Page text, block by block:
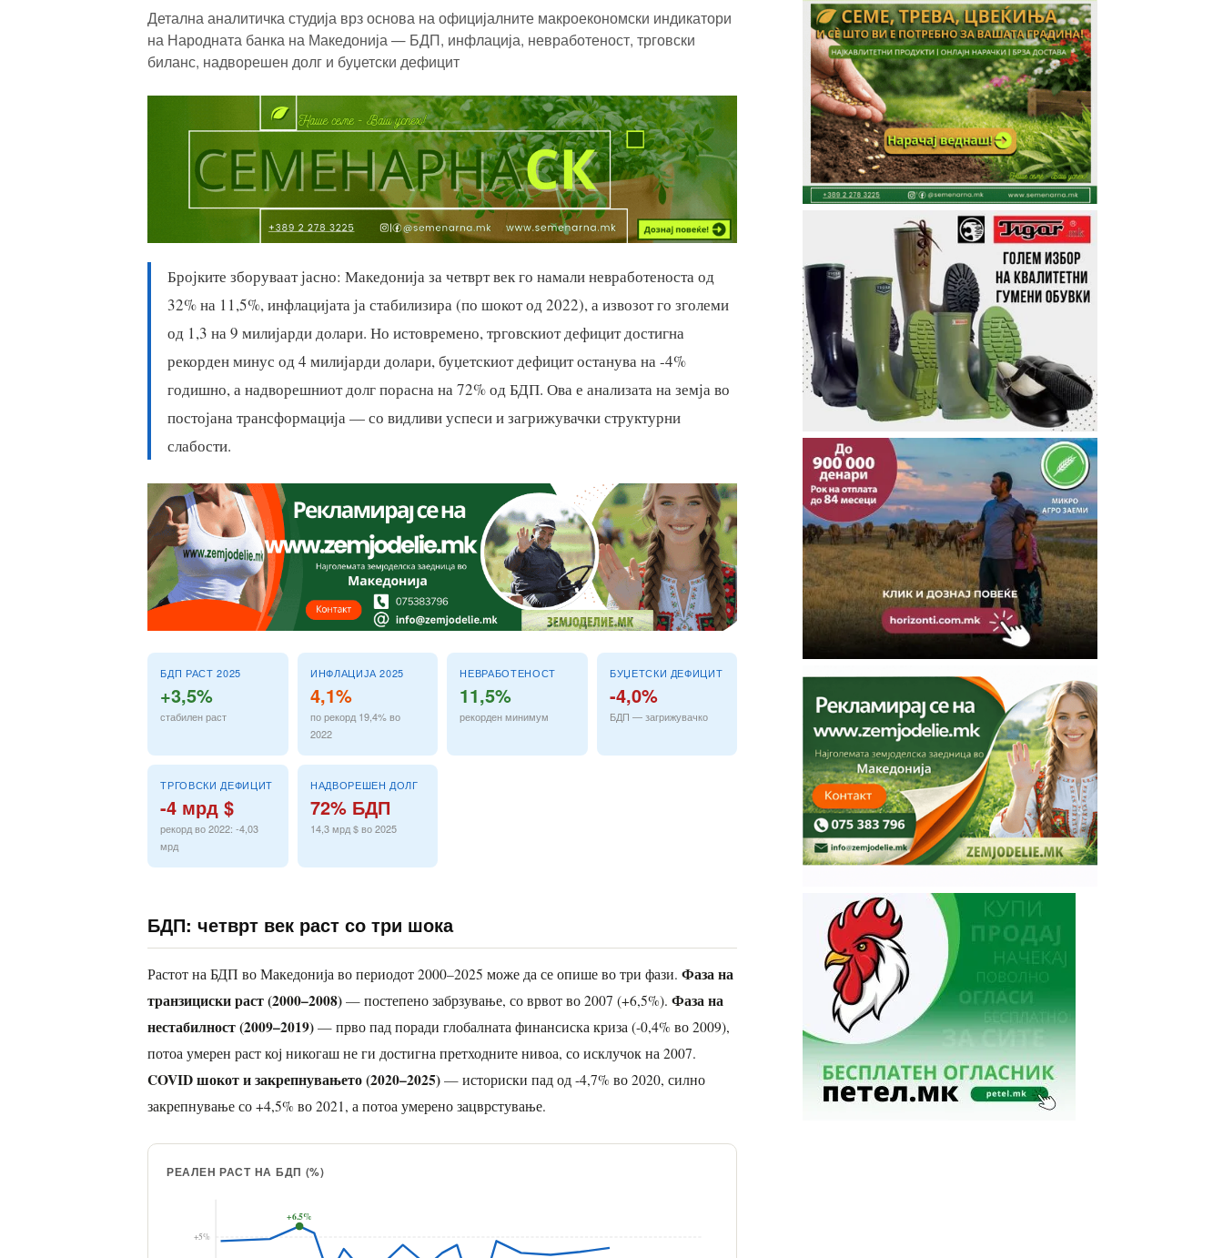
Детална аналитичка студија врз основа на официјалните макроекономски индикатори
на Народната банка на Македонија — БДП, инфлација, невработеност, трговски
биланс, надворешен долг и буџетски дефицит
Бројките зборуваат јасно: Македонија за четврт век го намали невработеноста од
32% на 11,5%, инфлацијата ја стабилизира (по шокот од 2022), а извозот го зголеми
од 1,3 на 9 милијарди долари. Но истовремено, трговскиот дефицит достигна
рекорден минус од 4 милијарди долари, буџетскиот дефицит останува на -4%
годишно, а надворешниот долг порасна на 72% од БДП. Ова е анализата на земја во
постојана трансформација — со видливи успеси и загрижувачки структурни
слабости.
БДП РАСТ 2025
+3,5%
стабилен раст
ИНФЛАЦИЈА 2025
4,1%
по рекорд 19,4% во
2022
НЕВРАБОТЕНОСТ
11,5%
рекорден минимум
БУЏЕТСКИ ДЕФИЦИТ
-4,0%
БДП — загрижувачко
ТРГОВСКИ ДЕФИЦИТ
-4 мрд $
рекорд во 2022: -4,03
мрд
НАДВОРЕШЕН ДОЛГ
72% БДП
14,3 мрд $ во 2025
БДП: четврт век раст со три шока
Растот на БДП во Македонија во периодот 2000–2025 може да се опише во три фази. Фаза на
транзициски раст (2000–2008) — постепено забрзување, со врвот во 2007 (+6,5%). Фаза на
нестабилност (2009–2019) — прво пад поради глобалната финансиска криза (-0,4% во 2009),
потоа умерен раст кој никогаш не ги достигна претходните нивоа, со исклучок на 2007.
COVID шокот и закрепнувањето (2020–2025) — историски пад од -4,7% во 2020, силно
закрепнување со +4,5% во 2021, а потоа умерено зацврстување.
РЕАЛЕН РАСТ НА БДП (%)
+5%
+6.5%